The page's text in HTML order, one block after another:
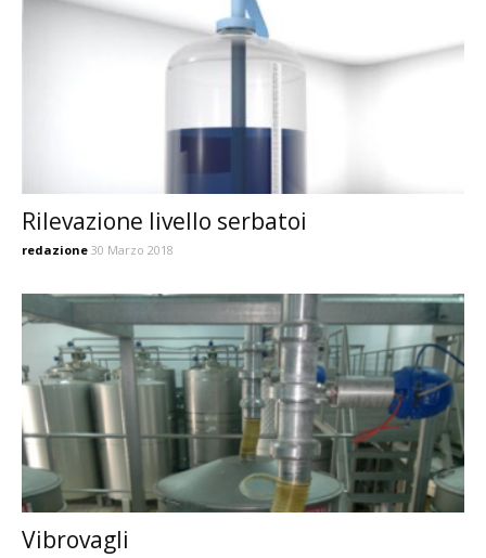
Rilevazione livello serbatoi
redazione 30 Marzo 2018
Vibrovagli